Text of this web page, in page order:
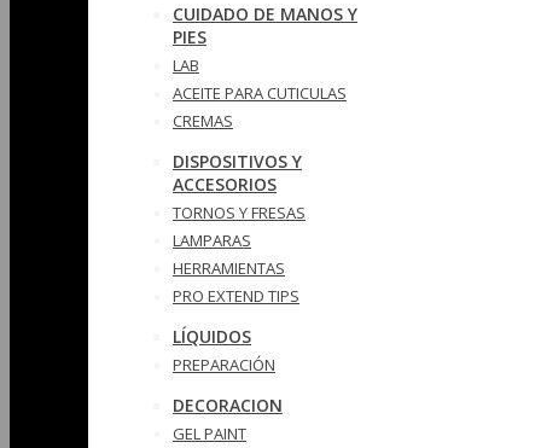
CUIDADO DE MANOS Y
PIES
LAB
ACEITE PARA CUTICULAS
CREMAS
DISPOSITIVOS Y
ACCESORIOS
TORNOS Y FRESAS
LAMPARAS
HERRAMIENTAS
PRO EXTEND TIPS
LÍQUIDOS
PREPARACIÓN
DECORACION
GEL PAINT